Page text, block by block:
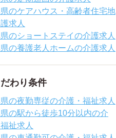
のケアハウス・高齢者住宅地
求人
のショートステイの介護求人
の養護老人ホームの介護求人
わり条件
の夜勤専従の介護・福祉求人
の駅から徒歩10分以内の介
祉求人